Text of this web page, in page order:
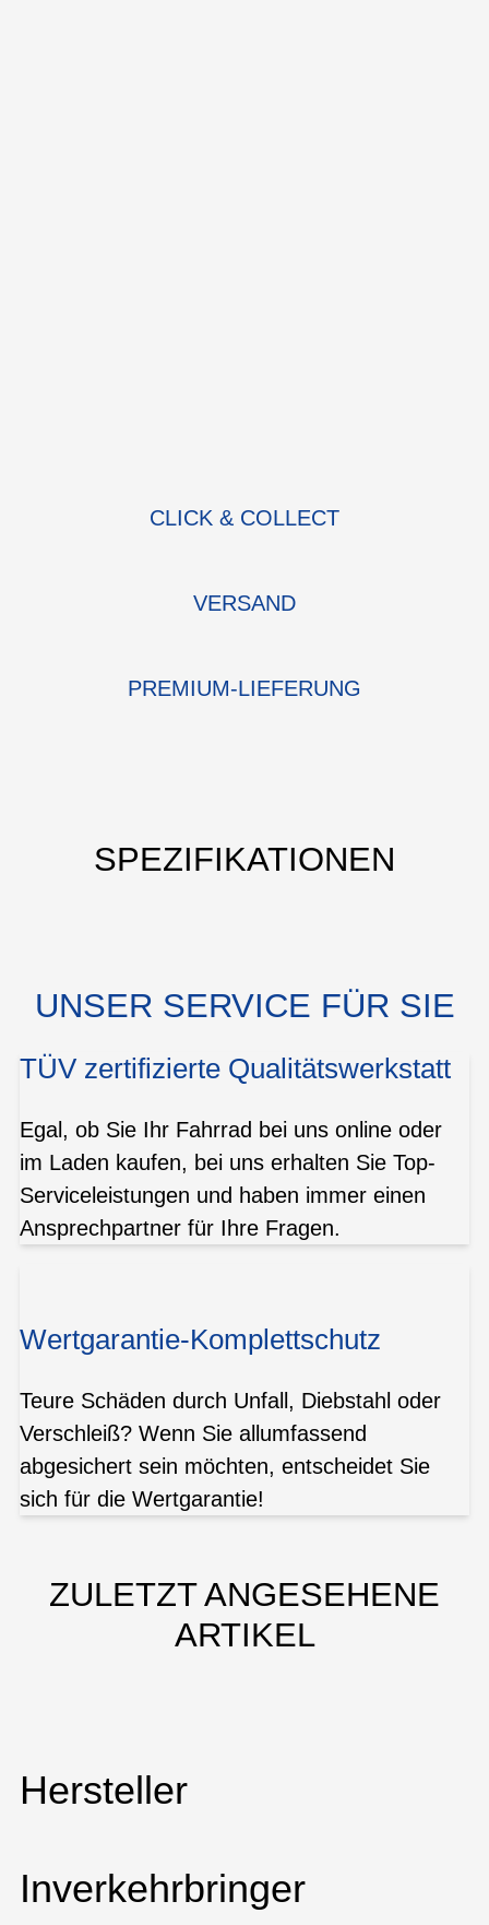
CLICK & COLLECT
VERSAND
PREMIUM-LIEFERUNG
SPEZIFIKATIONEN
UNSER SERVICE FÜR SIE
TÜV zertifizierte Qualitätswerkstatt
Egal, ob Sie Ihr Fahrrad bei uns online oder
im Laden kaufen, bei uns erhalten Sie Top-
Serviceleistungen und haben immer einen
Ansprechpartner für Ihre Fragen.
Wertgarantie-Komplettschutz
Teure Schäden durch Unfall, Diebstahl oder
Verschleiß? Wenn Sie allumfassend
abgesichert sein möchten, entscheidet Sie
sich für die Wertgarantie!
ZULETZT ANGESEHENE
ARTIKEL
Hersteller
Inverkehrbringer